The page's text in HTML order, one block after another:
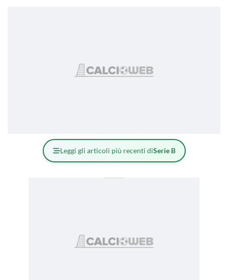
Leggi gli articoli più recenti diSerie B